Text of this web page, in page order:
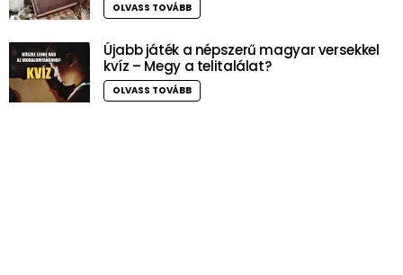
OLVASS TOVÁBB
Újabb játék a népszerű magyar versekkel
kvíz – Megy a telitalálat?
OLVASS TOVÁBB